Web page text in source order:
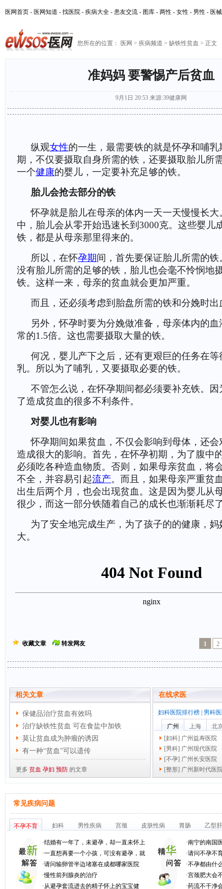
医网首页 - 医网知道 - 找医院 - 疾病大全 - 患友交流 - 图库 - 两性 - 女性 - 男性 - 医
您所在的位置： 医网 > 疾病频道 > 缺铁性贫血 > 正文
准妈妈 要警惕产后贫血
9月1日 20:53 来源:39健康网
纵观女性的一生，最需要铁的就是怀孕和哺
期，不仅要摄取自身所需的铁，还要摄取胎儿所
一个健康的婴儿，一定要补充足够的铁。
胎儿会抢去部分的铁
怀孕就是胎儿在母亲的体内一天一天慢慢长大
中，胎儿会从零开始迅速长到3000克。这些婴儿
铁，都是从母亲那里得来的。
所以，在怀孕期间，首先要保证胎儿所需的
没有胎儿所需的足够的铁，胎儿也会毫不怜悯地
铁。这样一来，母亲的贫血就会更加严重。
而且，还必须考虑到胎盘所需的铁和分娩时出
另外，怀孕时要为分娩做准备，母亲体内的
常的1.5倍。这也需要摄取大量的铁。
何况，婴儿产下之后，还有更艰巨的任务在
乳。所以为了哺乳，又要摄取必要的铁。
不管怎么说，在怀孕期间都必须要补充铁。
了造成贫血的很多不利条件。
对婴儿也有影响
怀孕期间如果贫血，不仅会影响到母体，还
造成很大的影响。首先，在怀孕初期，为了腹中
必须吃各种造血物质。否则，如果母亲贫血，将
不全，并容易引起流产。而且，如果母亲严重贫
出生后两个月，也会出现贫血。这是因为婴儿从
很少，而这一部分铁随着自己的成长也渐渐耗尽
为了安全地完成生产，为了孩子的的健康，
大。
收藏文章 转发网友 1 2
相关文章
保健品治疗贫血有效吗
治疗缺铁性贫血 可在食盐中加铁
莫让贫血成为肿瘤的诱因
有一种“贫血”可以遗传
更多 贫血 孕妇 预防 的文章
在线求医
妇科医院排行榜
男科
广州
上海
北
[妇科] 广州益寿医院
[男科] 广州现代医院
[不孕] 广州长安医院
[整形] 广州新时代医
常见疾病问题
不孕不育 妇科 男性疾病 宫颈 皮肤性病 胃肠 乙型
·结婚有一年了，未避孕，却一直未怀上
·一直想再要一个小孩，可没有避孕，就
·请问输卵管半边堵塞在成都哪家医院
·慢性前列腺炎的治疗
·从避孕套流进去的精子怀上的宝宝健
·南宁的南国
·请问不孕不
·不孕都由什
·宫颈肥大会
·药流不干净